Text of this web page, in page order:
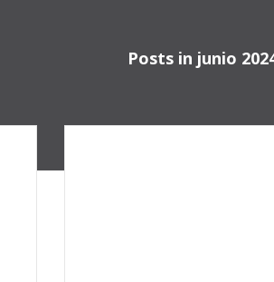
Posts in junio